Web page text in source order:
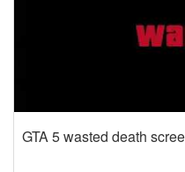
GTA 5 wasted death